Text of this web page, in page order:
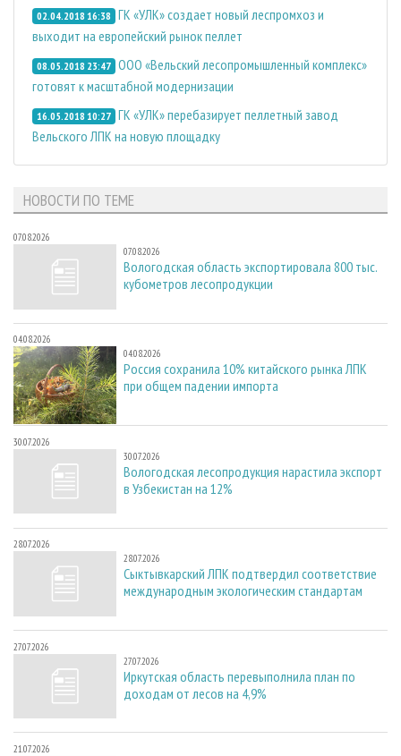
02.04.2018 16:38 ГК «УЛК» создает новый леспромхоз и
выходит на европейский рынок пеллет
08.05.2018 23:47 ООО «Вельский лесопромышленный комплекс»
готовят к масштабной модернизации
16.05.2018 10:27 ГК «УЛК» перебазирует пеллетный завод
Вельского ЛПК на новую площадку
НОВОСТИ ПО ТЕМЕ
07.08.2026
07.08.2026
Вологодская область экспортировала 800 тыс.
кубометров лесопродукции
04.08.2026
04.08.2026
Россия сохранила 10% китайского рынка ЛПК
при общем падении импорта
30.07.2026
30.07.2026
Вологодская лесопродукция нарастила экспорт
в Узбекистан на 12%
28.07.2026
28.07.2026
Сыктывкарский ЛПК подтвердил соответствие
международным экологическим стандартам
27.07.2026
27.07.2026
Иркутская область перевыполнила план по
доходам от лесов на 4,9%
21.07.2026